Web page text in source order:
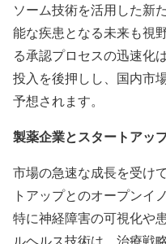
ソーム技術を活用した新
能な疾患となる未来も視
る承認プロセスの迅速化
投入を後押しし、国内市
予想されます。
製薬企業とスタートアッ
市場の急速な成長を受け
トアップとのオープンイ
特に神経障害の可視化や
ルヘルス技術は、治療戦